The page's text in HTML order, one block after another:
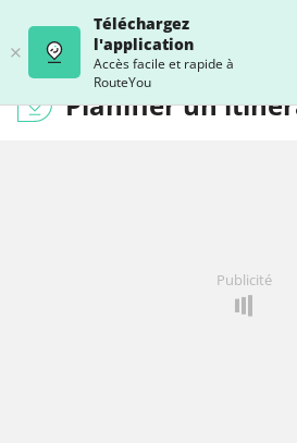
Téléchargez
l'application
Accès facile et rapide à
RouteYou
Planifier un
Publicité